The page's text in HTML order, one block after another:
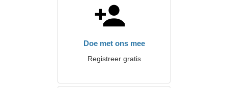
Doe met ons mee
Registreer gratis